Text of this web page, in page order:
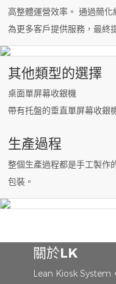
高整體運營效率。 通過簡
為更多客戶提供服務，最終
其他類型的選擇
桌面單屏幕收銀機
帶有托盤的垂直單屏幕收銀
生產過程
整個生產過程都是手工製作
包裝。
關於LK
Lean Kiosk System